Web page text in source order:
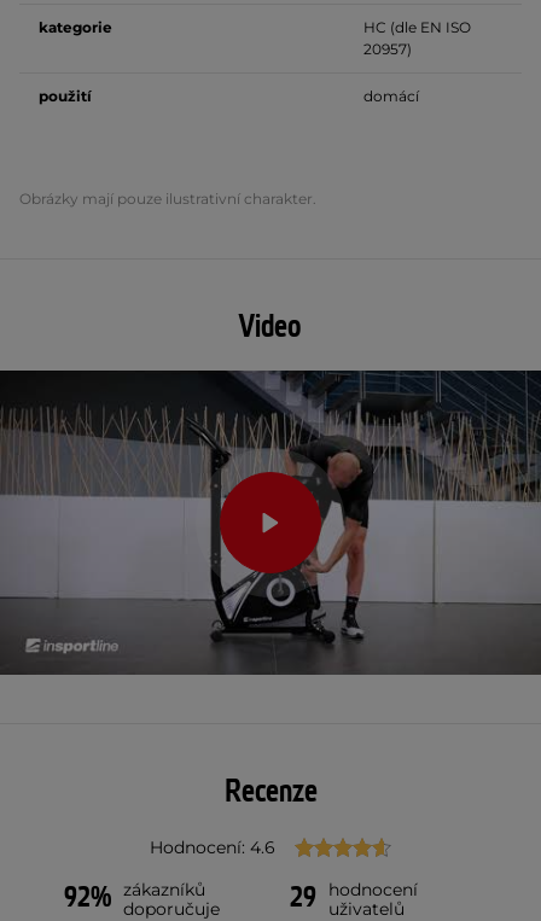
kategorie
HC (dle EN ISO
20957)
použití domácí
Obrázky mají pouze ilustrativní charakter.
Video
Recenze
Hodnocení: 4.6
92% zákazníků
doporučuje
29
hodnocení
uživatelů